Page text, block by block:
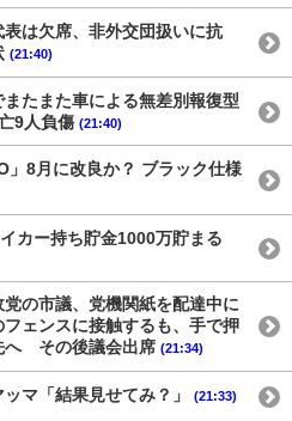
は欠席、非外交団扱いに抗
(21:40)
またまた車による無差別報復型
9人負傷 (21:40)
」8月に改良か？ ブラック仕様
カー持ち貯金1000万貯まる
党の市議、党機関紙を配達中に
ェンスに接触するも、手で押
へ その後議会出席 (21:34)
マ「結果見せてみ？」 (21:33)